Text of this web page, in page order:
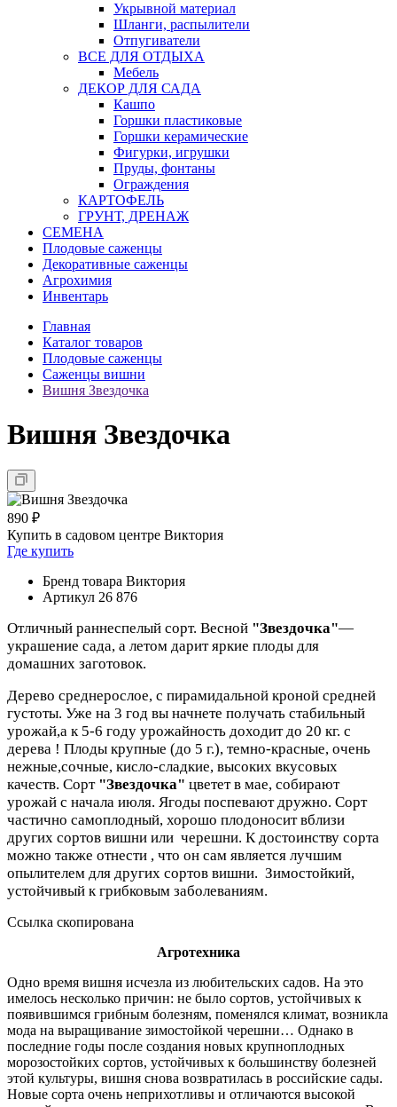
Укрывной материал
Шланги, распылители
Отпугиватели
ВСЕ ДЛЯ ОТДЫХА
Мебель
ДЕКОР ДЛЯ САДА
Кашпо
Горшки пластиковые
Горшки керамические
Фигурки, игрушки
Пруды, фонтаны
Ограждения
КАРТОФЕЛЬ
ГРУНТ, ДРЕНАЖ
СЕМЕНА
Плодовые саженцы
Декоративные саженцы
Агрохимия
Инвентарь
Главная
Каталог товаров
Плодовые саженцы
Саженцы вишни
Вишня Звездочка
Вишня Звездочка
890 ₽
Купить в садовом центре Виктория
Где купить
Бренд товара Виктория
Артикул 26 876
Отличный раннеспелый сорт. Весной "Звездочка"—
украшение сада, а летом дарит яркие плоды для
домашних заготовок.
Дерево среднерослое, с пирамидальной кроной средней
густоты. Уже на 3 год вы начнете получать стабильный
урожай,а к 5-6 году урожайность доходит до 20 кг. с
дерева ! Плоды крупные (до 5 г.), темно-красные, очень
нежные,сочные, кисло-сладкие, высоких вкусовых
качеств. Сорт"Звездочка" цветет в мае, собирают
урожай с начала июля. Ягоды поспевают дружно. Сорт
частично самоплодный, хорошо плодоносит вблизи
других сортов вишни или черешни. К достоинству сорта
можно также отнести , что он сам является лучшим
опылителем для других сортов вишни. Зимостойкий,
устойчивый к грибковым заболеваниям.
Ссылка скопирована
Агротехника
Одно время вишня исчезла из любительских садов. На это
имелось несколько причин: не было сортов, устойчивых к
появившимся грибным болезням, поменялся климат, возникла
мода на выращивание зимостойкой черешни… Однако в
последние годы после создания новых крупноплодных
морозостойких сортов, устойчивых к большинству болезней
этой культуры, вишня снова возвратилась в российские сады.
Новые сорта очень неприхотливы и отличаются высокой